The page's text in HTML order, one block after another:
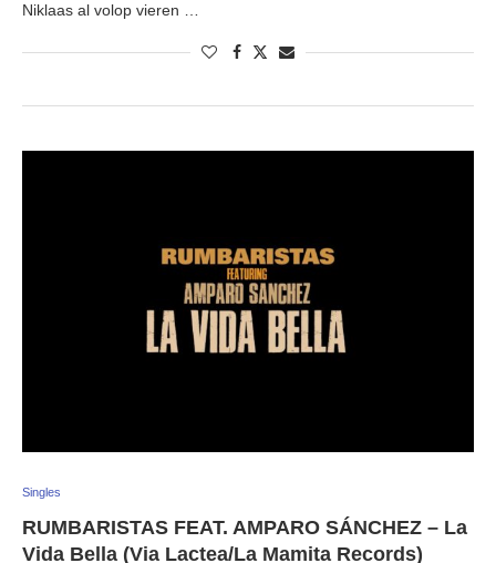
Niklaas al volop vieren …
Singles
RUMBARISTAS FEAT. AMPARO SÁNCHEZ – La
Vida Bella (Via Lactea/La Mamita Records)